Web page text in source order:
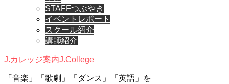
STAFFつぶやき
イベントレポート
スクール紹介
講師紹介
J.カレッジ案内J.College
「音楽」「歌劇」「ダンス」「英語」を